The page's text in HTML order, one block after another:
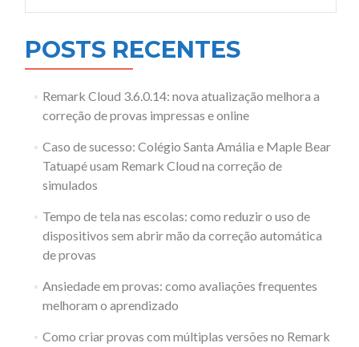
POSTS RECENTES
Remark Cloud 3.6.0.14: nova atualização melhora a
correção de provas impressas e online
Caso de sucesso: Colégio Santa Amália e Maple Bear
Tatuapé usam Remark Cloud na correção de
simulados
Tempo de tela nas escolas: como reduzir o uso de
dispositivos sem abrir mão da correção automática
de provas
Ansiedade em provas: como avaliações frequentes
melhoram o aprendizado
Como criar provas com múltiplas versões no Remark